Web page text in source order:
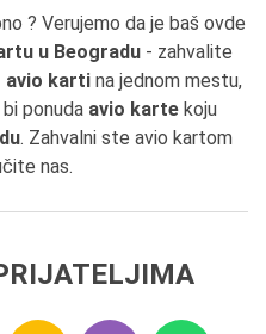
? Verujemo da je baš ovde
u Beogradu - zahvalite
avio karti na jednom mestu,
ponuda avio karte koju
. Zahvalni ste avio kartom
nas.